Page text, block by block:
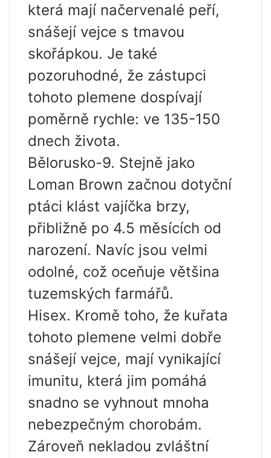
která mají načervenalé peří,
snášejí vejce s tmavou
skořápkou. Je také
pozoruhodné, že zástupci
tohoto plemene dospívají
poměrně rychle: ve 135-150
dnech života.
Bělorusko-9. Stejně jako
Loman Brown začnou dotyční
ptáci klást vajíčka brzy,
přibližně po 4.5 měsících od
narození. Navíc jsou velmi
odolné, což oceňuje většina
tuzemských farmářů.
Hisex. Kromě toho, že kuřata
tohoto plemene velmi dobře
snášejí vejce, mají vynikající
imunitu, která jim pomáhá
snadno se vyhnout mnoha
nebezpečným chorobám.
Zároveň nekladou zvláštní